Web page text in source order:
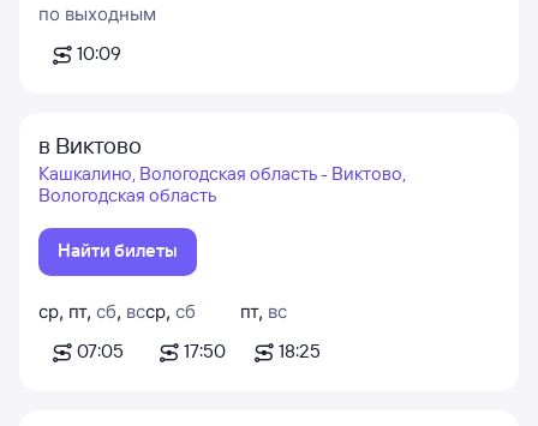
по выходным
10:09
в Виктово
Кашкалино, Вологодская область - Виктово,
Вологодская область
Найти билеты
ср, пт, сб, вс
07:05
ср, сб
17:50
пт, вс
18:25